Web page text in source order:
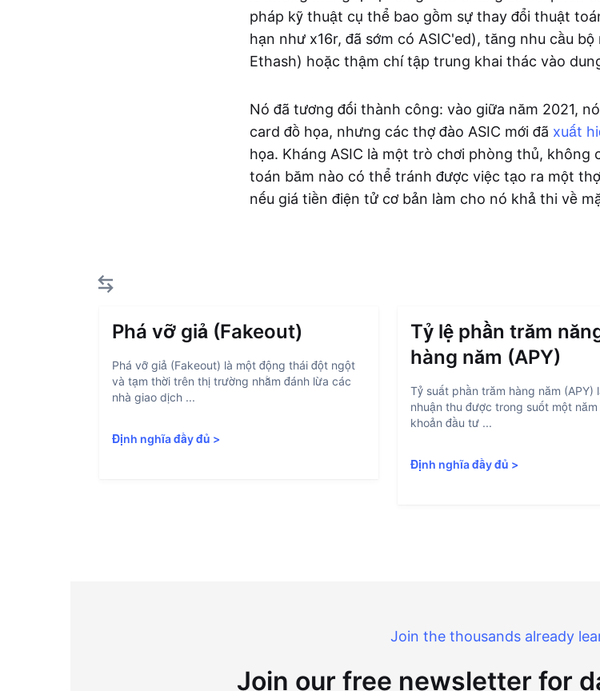
pháp kỹ thuật cụ thể bao gồm sự thay đổi thuật
hạn như x16r, đã sớm có ASIC'ed), tăng nhu cầu
Ethash) hoặc thậm chí tập trung khai thác vào
Nó đã tương đối thành công: vào giữa năm 2021,
card đồ họa, nhưng các thợ đào ASIC mới đã xuất
họa. Kháng ASIC là một trò chơi phòng thủ, không
toán băm nào có thể tránh được việc tạo ra một
nếu giá tiền điện tử cơ bản làm cho nó khả thi về
Phá vỡ giả (Fakeout)
Phá vỡ giả (Fakeout) là một động thái đột ngột
và tạm thời trên thị trường nhằm đánh lừa các
nhà giao dịch ...
Định nghĩa đầy đủ >
Tỷ lệ phần trăm
hàng năm (APY)
Tỷ suất phần trăm hàng năm (APY)
nhuận thu được trong suốt một
khoản đầu tư ...
Định nghĩa đầy đủ >
Join the thousands already
Join our free newsletter for